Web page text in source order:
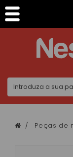
Peças de
Painel de